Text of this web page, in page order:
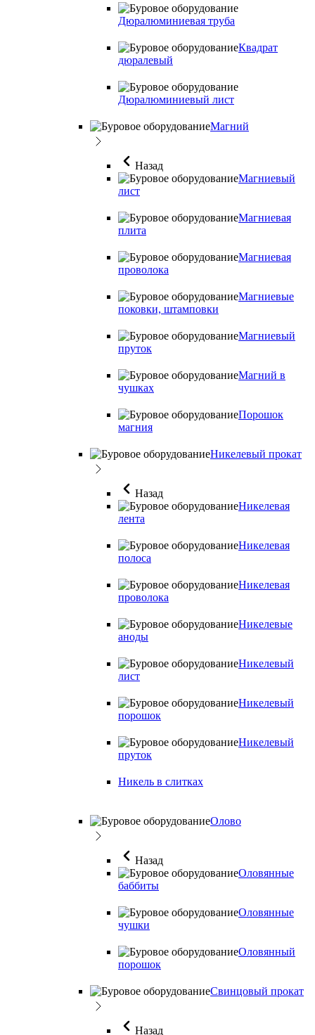
Дюралюминиевая труба
Квадрат
дюралевый
Дюралюминиевый лист
Магний
Назад
Магниевый
лист
Магниевая
плита
Магниевая
проволока
Магниевые
поковки, штамповки
Магниевый
пруток
Магний в
чушках
Порошок
магния
Никелевый прокат
Назад
Никелевая
лента
Никелевая
полоса
Никелевая
проволока
Никелевые
аноды
Никелевый
лист
Никелевый
порошок
Никелевый
пруток
Никель в слитках
Олово
Назад
Оловянные
баббиты
Оловянные
чушки
Оловянный
порошок
Свинцовый прокат
Назад